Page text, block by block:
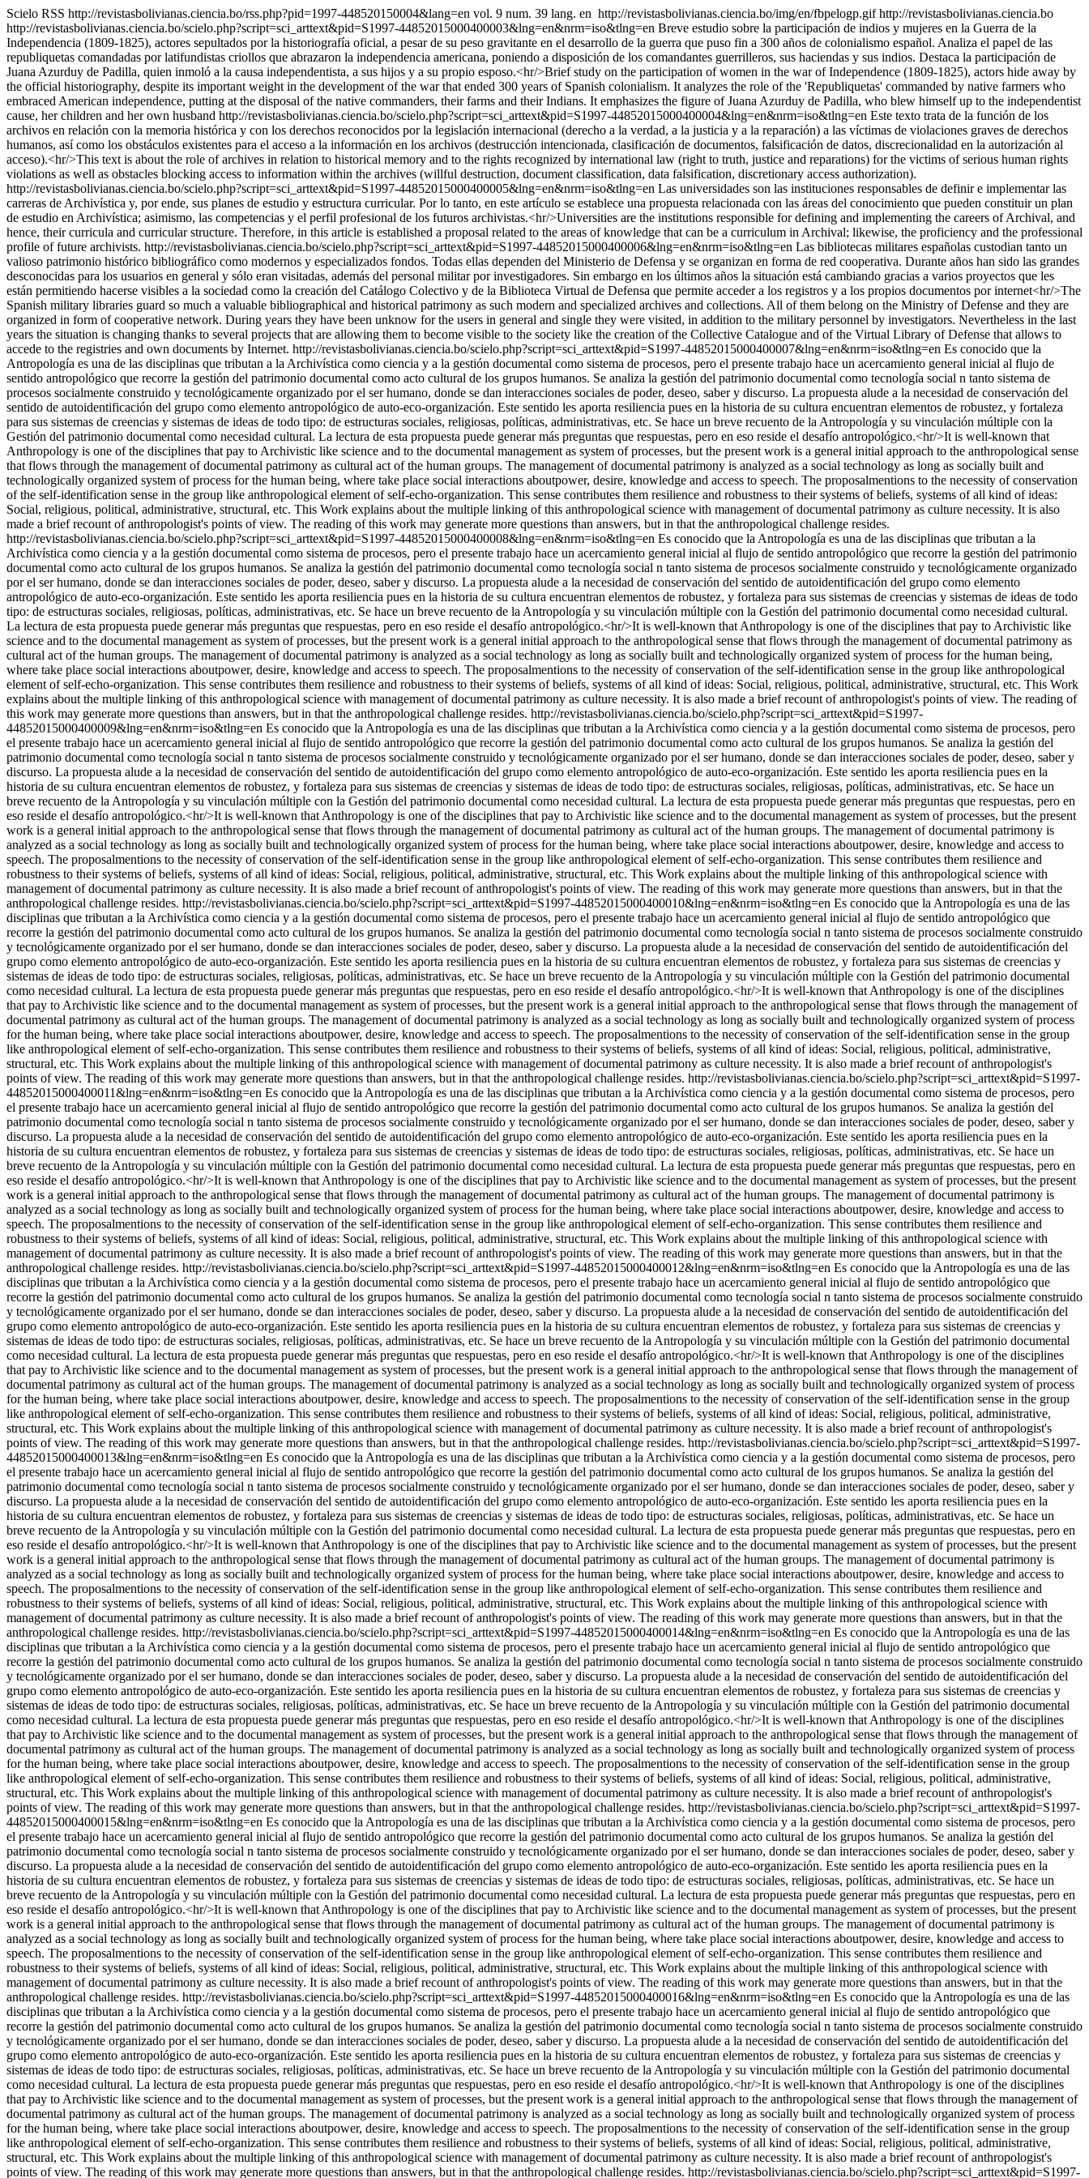
Scielo RSS http://revistasbolivianas.ciencia.bo/rss.php?pid=1997-448520150004&lang=en vol. 9 num. 39 lang. en http://revistasbolivianas.ciencia.bo/img/en/fbpelogp.gif http://revistasbolivianas.ciencia.bo
http://revistasbolivianas.ciencia.bo/scielo.php?script=sci_arttext&pid=S1997-44852015000400003&lng=en&nrm=iso&tlng=en Breve estudio sobre la participación de indios y mujeres en la Guerra de la
Independencia (1809-1825), actores sepultados por la historiografía oficial, a pesar de su peso gravitante en el desarrollo de la guerra que puso fin a 300 años de colonialismo español. Analiza el papel de las
republiquetas comandadas por latifundistas criollos que abrazaron la independencia americana, poniendo a disposición de los comandantes guerrilleros, sus haciendas y sus indios. Destaca la participación de
Juana Azurduy de Padilla, quien inmoló a la causa independentista, a sus hijos y a su propio esposo.<hr/>Brief study on the participation of women in the war of Independence (1809-1825), actors hide away by
the official historiography, despite its important weight in the development of the war that ended 300 years of Spanish colonialism. It analyzes the role of the 'Republiquetas' commanded by native farmers who
embraced American independence, putting at the disposal of the native commanders, their farms and their Indians. It emphasizes the figure of Juana Azurduy de Padilla, who blew himself up to the independentist
cause, her children and her own husband http://revistasbolivianas.ciencia.bo/scielo.php?script=sci_arttext&pid=S1997-44852015000400004&lng=en&nrm=iso&tlng=en Este texto trata de la función de los
archivos en relación con la memoria histórica y con los derechos reconocidos por la legislación internacional (derecho a la verdad, a la justicia y a la reparación) a las víctimas de violaciones graves de derechos
humanos, así como los obstáculos existentes para el acceso a la información en los archivos (destrucción intencionada, clasificación de documentos, falsificación de datos, discrecionalidad en la autorización al
acceso).<hr/>This text is about the role of archives in relation to historical memory and to the rights recognized by international law (right to truth, justice and reparations) for the victims of serious human rights
violations as well as obstacles blocking access to information within the archives (willful destruction, document classification, data falsification, discretionary access authorization).
http://revistasbolivianas.ciencia.bo/scielo.php?script=sci_arttext&pid=S1997-44852015000400005&lng=en&nrm=iso&tlng=en Las universidades son las instituciones responsables de definir e implementar las
carreras de Archivística y, por ende, sus planes de estudio y estructura curricular. Por lo tanto, en este artículo se establece una propuesta relacionada con las áreas del conocimiento que pueden constituir un plan
de estudio en Archivística; asimismo, las competencias y el perfil profesional de los futuros archivistas.<hr/>Universities are the institutions responsible for defining and implementing the careers of Archival, and
hence, their curricula and curricular structure. Therefore, in this article is established a proposal related to the areas of knowledge that can be a curriculum in Archival; likewise, the proficiency and the professional
profile of future archivists. http://revistasbolivianas.ciencia.bo/scielo.php?script=sci_arttext&pid=S1997-44852015000400006&lng=en&nrm=iso&tlng=en Las bibliotecas militares españolas custodian tanto un
valioso patrimonio histórico bibliográfico como modernos y especializados fondos. Todas ellas dependen del Ministerio de Defensa y se organizan en forma de red cooperativa. Durante años han sido las grandes
desconocidas para los usuarios en general y sólo eran visitadas, además del personal militar por investigadores. Sin embargo en los últimos años la situación está cambiando gracias a varios proyectos que les
están permitiendo hacerse visibles a la sociedad como la creación del Catálogo Colectivo y de la Biblioteca Virtual de Defensa que permite acceder a los registros y a los propios documentos por internet<hr/>The
Spanish military libraries guard so much a valuable bibliographical and historical patrimony as such modern and specialized archives and collections. All of them belong on the Ministry of Defense and they are
organized in form of cooperative network. During years they have been unknow for the users in general and single they were visited, in addition to the military personnel by investigators. Nevertheless in the last
years the situation is changing thanks to several projects that are allowing them to become visible to the society like the creation of the Collective Catalogue and of the Virtual Library of Defense that allows to
accede to the registries and own documents by Internet. http://revistasbolivianas.ciencia.bo/scielo.php?script=sci_arttext&pid=S1997-44852015000400007&lng=en&nrm=iso&tlng=en Es conocido que la
Antropología es una de las disciplinas que tributan a la Archivística como ciencia y a la gestión documental como sistema de procesos, pero el presente trabajo hace un acercamiento general inicial al flujo de
sentido antropológico que recorre la gestión del patrimonio documental como acto cultural de los grupos humanos. Se analiza la gestión del patrimonio documental como tecnología social n tanto sistema de
procesos socialmente construido y tecnológicamente organizado por el ser humano, donde se dan interacciones sociales de poder, deseo, saber y discurso. La propuesta alude a la necesidad de conservación del
sentido de autoidentificación del grupo como elemento antropológico de auto-eco-organización. Este sentido les aporta resiliencia pues en la historia de su cultura encuentran elementos de robustez, y fortaleza
para sus sistemas de creencias y sistemas de ideas de todo tipo: de estructuras sociales, religiosas, políticas, administrativas, etc. Se hace un breve recuento de la Antropología y su vinculación múltiple con la
Gestión del patrimonio documental como necesidad cultural. La lectura de esta propuesta puede generar más preguntas que respuestas, pero en eso reside el desafío antropológico.<hr/>It is well-known that
Anthropology is one of the disciplines that pay to Archivistic like science and to the documental management as system of processes, but the present work is a general initial approach to the anthropological sense
that flows through the management of documental patrimony as cultural act of the human groups. The management of documental patrimony is analyzed as a social technology as long as socially built and
technologically organized system of process for the human being, where take place social interactions aboutpower, desire, knowledge and access to speech. The proposalmentions to the necessity of conservation
of the self-identification sense in the group like anthropological element of self-echo-organization. This sense contributes them resilience and robustness to their systems of beliefs, systems of all kind of ideas:
Social, religious, political, administrative, structural, etc. This Work explains about the multiple linking of this anthropological science with management of documental patrimony as culture necessity. It is also
made a brief recount of anthropologist's points of view. The reading of this work may generate more questions than answers, but in that the anthropological challenge resides.
http://revistasbolivianas.ciencia.bo/scielo.php?script=sci_arttext&pid=S1997-44852015000400008&lng=en&nrm=iso&tlng=en Es conocido que la Antropología es una de las disciplinas que tributan a la
Archivística como ciencia y a la gestión documental como sistema de procesos, pero el presente trabajo hace un acercamiento general inicial al flujo de sentido antropológico que recorre la gestión del patrimonio
documental como acto cultural de los grupos humanos. Se analiza la gestión del patrimonio documental como tecnología social n tanto sistema de procesos socialmente construido y tecnológicamente organizado
por el ser humano, donde se dan interacciones sociales de poder, deseo, saber y discurso. La propuesta alude a la necesidad de conservación del sentido de autoidentificación del grupo como elemento
antropológico de auto-eco-organización. Este sentido les aporta resiliencia pues en la historia de su cultura encuentran elementos de robustez, y fortaleza para sus sistemas de creencias y sistemas de ideas de todo
tipo: de estructuras sociales, religiosas, políticas, administrativas, etc. Se hace un breve recuento de la Antropología y su vinculación múltiple con la Gestión del patrimonio documental como necesidad cultural.
La lectura de esta propuesta puede generar más preguntas que respuestas, pero en eso reside el desafío antropológico.<hr/>It is well-known that Anthropology is one of the disciplines that pay to Archivistic like
science and to the documental management as system of processes, but the present work is a general initial approach to the anthropological sense that flows through the management of documental patrimony as
cultural act of the human groups. The management of documental patrimony is analyzed as a social technology as long as socially built and technologically organized system of process for the human being,
where take place social interactions aboutpower, desire, knowledge and access to speech. The proposalmentions to the necessity of conservation of the self-identification sense in the group like anthropological
element of self-echo-organization. This sense contributes them resilience and robustness to their systems of beliefs, systems of all kind of ideas: Social, religious, political, administrative, structural, etc. This Work
explains about the multiple linking of this anthropological science with management of documental patrimony as culture necessity. It is also made a brief recount of anthropologist's points of view. The reading of
this work may generate more questions than answers, but in that the anthropological challenge resides. http://revistasbolivianas.ciencia.bo/scielo.php?script=sci_arttext&pid=S1997-
44852015000400009&lng=en&nrm=iso&tlng=en Es conocido que la Antropología es una de las disciplinas que tributan a la Archivística como ciencia y a la gestión documental como sistema de procesos, pero
el presente trabajo hace un acercamiento general inicial al flujo de sentido antropológico que recorre la gestión del patrimonio documental como acto cultural de los grupos humanos. Se analiza la gestión del
patrimonio documental como tecnología social n tanto sistema de procesos socialmente construido y tecnológicamente organizado por el ser humano, donde se dan interacciones sociales de poder, deseo, saber y
discurso. La propuesta alude a la necesidad de conservación del sentido de autoidentificación del grupo como elemento antropológico de auto-eco-organización. Este sentido les aporta resiliencia pues en la
historia de su cultura encuentran elementos de robustez, y fortaleza para sus sistemas de creencias y sistemas de ideas de todo tipo: de estructuras sociales, religiosas, políticas, administrativas, etc. Se hace un
breve recuento de la Antropología y su vinculación múltiple con la Gestión del patrimonio documental como necesidad cultural. La lectura de esta propuesta puede generar más preguntas que respuestas, pero en
eso reside el desafío antropológico.<hr/>It is well-known that Anthropology is one of the disciplines that pay to Archivistic like science and to the documental management as system of processes, but the present
work is a general initial approach to the anthropological sense that flows through the management of documental patrimony as cultural act of the human groups. The management of documental patrimony is
analyzed as a social technology as long as socially built and technologically organized system of process for the human being, where take place social interactions aboutpower, desire, knowledge and access to
speech. The proposalmentions to the necessity of conservation of the self-identification sense in the group like anthropological element of self-echo-organization. This sense contributes them resilience and
robustness to their systems of beliefs, systems of all kind of ideas: Social, religious, political, administrative, structural, etc. This Work explains about the multiple linking of this anthropological science with
management of documental patrimony as culture necessity. It is also made a brief recount of anthropologist's points of view. The reading of this work may generate more questions than answers, but in that the
anthropological challenge resides. http://revistasbolivianas.ciencia.bo/scielo.php?script=sci_arttext&pid=S1997-44852015000400010&lng=en&nrm=iso&tlng=en Es conocido que la Antropología es una de las
disciplinas que tributan a la Archivística como ciencia y a la gestión documental como sistema de procesos, pero el presente trabajo hace un acercamiento general inicial al flujo de sentido antropológico que
recorre la gestión del patrimonio documental como acto cultural de los grupos humanos. Se analiza la gestión del patrimonio documental como tecnología social n tanto sistema de procesos socialmente construido
y tecnológicamente organizado por el ser humano, donde se dan interacciones sociales de poder, deseo, saber y discurso. La propuesta alude a la necesidad de conservación del sentido de autoidentificación del
grupo como elemento antropológico de auto-eco-organización. Este sentido les aporta resiliencia pues en la historia de su cultura encuentran elementos de robustez, y fortaleza para sus sistemas de creencias y
sistemas de ideas de todo tipo: de estructuras sociales, religiosas, políticas, administrativas, etc. Se hace un breve recuento de la Antropología y su vinculación múltiple con la Gestión del patrimonio documental
como necesidad cultural. La lectura de esta propuesta puede generar más preguntas que respuestas, pero en eso reside el desafío antropológico.<hr/>It is well-known that Anthropology is one of the disciplines
that pay to Archivistic like science and to the documental management as system of processes, but the present work is a general initial approach to the anthropological sense that flows through the management of
documental patrimony as cultural act of the human groups. The management of documental patrimony is analyzed as a social technology as long as socially built and technologically organized system of process
for the human being, where take place social interactions aboutpower, desire, knowledge and access to speech. The proposalmentions to the necessity of conservation of the self-identification sense in the group
like anthropological element of self-echo-organization. This sense contributes them resilience and robustness to their systems of beliefs, systems of all kind of ideas: Social, religious, political, administrative,
structural, etc. This Work explains about the multiple linking of this anthropological science with management of documental patrimony as culture necessity. It is also made a brief recount of anthropologist's
points of view. The reading of this work may generate more questions than answers, but in that the anthropological challenge resides. http://revistasbolivianas.ciencia.bo/scielo.php?script=sci_arttext&pid=S1997-
44852015000400011&lng=en&nrm=iso&tlng=en Es conocido que la Antropología es una de las disciplinas que tributan a la Archivística como ciencia y a la gestión documental como sistema de procesos, pero
el presente trabajo hace un acercamiento general inicial al flujo de sentido antropológico que recorre la gestión del patrimonio documental como acto cultural de los grupos humanos. Se analiza la gestión del
patrimonio documental como tecnología social n tanto sistema de procesos socialmente construido y tecnológicamente organizado por el ser humano, donde se dan interacciones sociales de poder, deseo, saber y
discurso. La propuesta alude a la necesidad de conservación del sentido de autoidentificación del grupo como elemento antropológico de auto-eco-organización. Este sentido les aporta resiliencia pues en la
historia de su cultura encuentran elementos de robustez, y fortaleza para sus sistemas de creencias y sistemas de ideas de todo tipo: de estructuras sociales, religiosas, políticas, administrativas, etc. Se hace un
breve recuento de la Antropología y su vinculación múltiple con la Gestión del patrimonio documental como necesidad cultural. La lectura de esta propuesta puede generar más preguntas que respuestas, pero en
eso reside el desafío antropológico.<hr/>It is well-known that Anthropology is one of the disciplines that pay to Archivistic like science and to the documental management as system of processes, but the present
work is a general initial approach to the anthropological sense that flows through the management of documental patrimony as cultural act of the human groups. The management of documental patrimony is
analyzed as a social technology as long as socially built and technologically organized system of process for the human being, where take place social interactions aboutpower, desire, knowledge and access to
speech. The proposalmentions to the necessity of conservation of the self-identification sense in the group like anthropological element of self-echo-organization. This sense contributes them resilience and
robustness to their systems of beliefs, systems of all kind of ideas: Social, religious, political, administrative, structural, etc. This Work explains about the multiple linking of this anthropological science with
management of documental patrimony as culture necessity. It is also made a brief recount of anthropologist's points of view. The reading of this work may generate more questions than answers, but in that the
anthropological challenge resides. http://revistasbolivianas.ciencia.bo/scielo.php?script=sci_arttext&pid=S1997-44852015000400012&lng=en&nrm=iso&tlng=en Es conocido que la Antropología es una de las
disciplinas que tributan a la Archivística como ciencia y a la gestión documental como sistema de procesos, pero el presente trabajo hace un acercamiento general inicial al flujo de sentido antropológico que
recorre la gestión del patrimonio documental como acto cultural de los grupos humanos. Se analiza la gestión del patrimonio documental como tecnología social n tanto sistema de procesos socialmente construido
y tecnológicamente organizado por el ser humano, donde se dan interacciones sociales de poder, deseo, saber y discurso. La propuesta alude a la necesidad de conservación del sentido de autoidentificación del
grupo como elemento antropológico de auto-eco-organización. Este sentido les aporta resiliencia pues en la historia de su cultura encuentran elementos de robustez, y fortaleza para sus sistemas de creencias y
sistemas de ideas de todo tipo: de estructuras sociales, religiosas, políticas, administrativas, etc. Se hace un breve recuento de la Antropología y su vinculación múltiple con la Gestión del patrimonio documental
como necesidad cultural. La lectura de esta propuesta puede generar más preguntas que respuestas, pero en eso reside el desafío antropológico.<hr/>It is well-known that Anthropology is one of the disciplines
that pay to Archivistic like science and to the documental management as system of processes, but the present work is a general initial approach to the anthropological sense that flows through the management of
documental patrimony as cultural act of the human groups. The management of documental patrimony is analyzed as a social technology as long as socially built and technologically organized system of process
for the human being, where take place social interactions aboutpower, desire, knowledge and access to speech. The proposalmentions to the necessity of conservation of the self-identification sense in the group
like anthropological element of self-echo-organization. This sense contributes them resilience and robustness to their systems of beliefs, systems of all kind of ideas: Social, religious, political, administrative,
structural, etc. This Work explains about the multiple linking of this anthropological science with management of documental patrimony as culture necessity. It is also made a brief recount of anthropologist's
points of view. The reading of this work may generate more questions than answers, but in that the anthropological challenge resides. http://revistasbolivianas.ciencia.bo/scielo.php?script=sci_arttext&pid=S1997-
44852015000400013&lng=en&nrm=iso&tlng=en Es conocido que la Antropología es una de las disciplinas que tributan a la Archivística como ciencia y a la gestión documental como sistema de procesos, pero
el presente trabajo hace un acercamiento general inicial al flujo de sentido antropológico que recorre la gestión del patrimonio documental como acto cultural de los grupos humanos. Se analiza la gestión del
patrimonio documental como tecnología social n tanto sistema de procesos socialmente construido y tecnológicamente organizado por el ser humano, donde se dan interacciones sociales de poder, deseo, saber y
discurso. La propuesta alude a la necesidad de conservación del sentido de autoidentificación del grupo como elemento antropológico de auto-eco-organización. Este sentido les aporta resiliencia pues en la
historia de su cultura encuentran elementos de robustez, y fortaleza para sus sistemas de creencias y sistemas de ideas de todo tipo: de estructuras sociales, religiosas, políticas, administrativas, etc. Se hace un
breve recuento de la Antropología y su vinculación múltiple con la Gestión del patrimonio documental como necesidad cultural. La lectura de esta propuesta puede generar más preguntas que respuestas, pero en
eso reside el desafío antropológico.<hr/>It is well-known that Anthropology is one of the disciplines that pay to Archivistic like science and to the documental management as system of processes, but the present
work is a general initial approach to the anthropological sense that flows through the management of documental patrimony as cultural act of the human groups. The management of documental patrimony is
analyzed as a social technology as long as socially built and technologically organized system of process for the human being, where take place social interactions aboutpower, desire, knowledge and access to
speech. The proposalmentions to the necessity of conservation of the self-identification sense in the group like anthropological element of self-echo-organization. This sense contributes them resilience and
robustness to their systems of beliefs, systems of all kind of ideas: Social, religious, political, administrative, structural, etc. This Work explains about the multiple linking of this anthropological science with
management of documental patrimony as culture necessity. It is also made a brief recount of anthropologist's points of view. The reading of this work may generate more questions than answers, but in that the
anthropological challenge resides. http://revistasbolivianas.ciencia.bo/scielo.php?script=sci_arttext&pid=S1997-44852015000400014&lng=en&nrm=iso&tlng=en Es conocido que la Antropología es una de las
disciplinas que tributan a la Archivística como ciencia y a la gestión documental como sistema de procesos, pero el presente trabajo hace un acercamiento general inicial al flujo de sentido antropológico que
recorre la gestión del patrimonio documental como acto cultural de los grupos humanos. Se analiza la gestión del patrimonio documental como tecnología social n tanto sistema de procesos socialmente construido
y tecnológicamente organizado por el ser humano, donde se dan interacciones sociales de poder, deseo, saber y discurso. La propuesta alude a la necesidad de conservación del sentido de autoidentificación del
grupo como elemento antropológico de auto-eco-organización. Este sentido les aporta resiliencia pues en la historia de su cultura encuentran elementos de robustez, y fortaleza para sus sistemas de creencias y
sistemas de ideas de todo tipo: de estructuras sociales, religiosas, políticas, administrativas, etc. Se hace un breve recuento de la Antropología y su vinculación múltiple con la Gestión del patrimonio documental
como necesidad cultural. La lectura de esta propuesta puede generar más preguntas que respuestas, pero en eso reside el desafío antropológico.<hr/>It is well-known that Anthropology is one of the disciplines
that pay to Archivistic like science and to the documental management as system of processes, but the present work is a general initial approach to the anthropological sense that flows through the management of
documental patrimony as cultural act of the human groups. The management of documental patrimony is analyzed as a social technology as long as socially built and technologically organized system of process
for the human being, where take place social interactions aboutpower, desire, knowledge and access to speech. The proposalmentions to the necessity of conservation of the self-identification sense in the group
like anthropological element of self-echo-organization. This sense contributes them resilience and robustness to their systems of beliefs, systems of all kind of ideas: Social, religious, political, administrative,
structural, etc. This Work explains about the multiple linking of this anthropological science with management of documental patrimony as culture necessity. It is also made a brief recount of anthropologist's
points of view. The reading of this work may generate more questions than answers, but in that the anthropological challenge resides. http://revistasbolivianas.ciencia.bo/scielo.php?script=sci_arttext&pid=S1997-
44852015000400015&lng=en&nrm=iso&tlng=en Es conocido que la Antropología es una de las disciplinas que tributan a la Archivística como ciencia y a la gestión documental como sistema de procesos, pero
el presente trabajo hace un acercamiento general inicial al flujo de sentido antropológico que recorre la gestión del patrimonio documental como acto cultural de los grupos humanos. Se analiza la gestión del
patrimonio documental como tecnología social n tanto sistema de procesos socialmente construido y tecnológicamente organizado por el ser humano, donde se dan interacciones sociales de poder, deseo, saber y
discurso. La propuesta alude a la necesidad de conservación del sentido de autoidentificación del grupo como elemento antropológico de auto-eco-organización. Este sentido les aporta resiliencia pues en la
historia de su cultura encuentran elementos de robustez, y fortaleza para sus sistemas de creencias y sistemas de ideas de todo tipo: de estructuras sociales, religiosas, políticas, administrativas, etc. Se hace un
breve recuento de la Antropología y su vinculación múltiple con la Gestión del patrimonio documental como necesidad cultural. La lectura de esta propuesta puede generar más preguntas que respuestas, pero en
eso reside el desafío antropológico.<hr/>It is well-known that Anthropology is one of the disciplines that pay to Archivistic like science and to the documental management as system of processes, but the present
work is a general initial approach to the anthropological sense that flows through the management of documental patrimony as cultural act of the human groups. The management of documental patrimony is
analyzed as a social technology as long as socially built and technologically organized system of process for the human being, where take place social interactions aboutpower, desire, knowledge and access to
speech. The proposalmentions to the necessity of conservation of the self-identification sense in the group like anthropological element of self-echo-organization. This sense contributes them resilience and
robustness to their systems of beliefs, systems of all kind of ideas: Social, religious, political, administrative, structural, etc. This Work explains about the multiple linking of this anthropological science with
management of documental patrimony as culture necessity. It is also made a brief recount of anthropologist's points of view. The reading of this work may generate more questions than answers, but in that the
anthropological challenge resides. http://revistasbolivianas.ciencia.bo/scielo.php?script=sci_arttext&pid=S1997-44852015000400016&lng=en&nrm=iso&tlng=en Es conocido que la Antropología es una de las
disciplinas que tributan a la Archivística como ciencia y a la gestión documental como sistema de procesos, pero el presente trabajo hace un acercamiento general inicial al flujo de sentido antropológico que
recorre la gestión del patrimonio documental como acto cultural de los grupos humanos. Se analiza la gestión del patrimonio documental como tecnología social n tanto sistema de procesos socialmente construido
y tecnológicamente organizado por el ser humano, donde se dan interacciones sociales de poder, deseo, saber y discurso. La propuesta alude a la necesidad de conservación del sentido de autoidentificación del
grupo como elemento antropológico de auto-eco-organización. Este sentido les aporta resiliencia pues en la historia de su cultura encuentran elementos de robustez, y fortaleza para sus sistemas de creencias y
sistemas de ideas de todo tipo: de estructuras sociales, religiosas, políticas, administrativas, etc. Se hace un breve recuento de la Antropología y su vinculación múltiple con la Gestión del patrimonio documental
como necesidad cultural. La lectura de esta propuesta puede generar más preguntas que respuestas, pero en eso reside el desafío antropológico.<hr/>It is well-known that Anthropology is one of the disciplines
that pay to Archivistic like science and to the documental management as system of processes, but the present work is a general initial approach to the anthropological sense that flows through the management of
documental patrimony as cultural act of the human groups. The management of documental patrimony is analyzed as a social technology as long as socially built and technologically organized system of process
for the human being, where take place social interactions aboutpower, desire, knowledge and access to speech. The proposalmentions to the necessity of conservation of the self-identification sense in the group
like anthropological element of self-echo-organization. This sense contributes them resilience and robustness to their systems of beliefs, systems of all kind of ideas: Social, religious, political, administrative,
structural, etc. This Work explains about the multiple linking of this anthropological science with management of documental patrimony as culture necessity. It is also made a brief recount of anthropologist's
points of view. The reading of this work may generate more questions than answers, but in that the anthropological challenge resides. http://revistasbolivianas.ciencia.bo/scielo.php?script=sci_arttext&pid=S1997-